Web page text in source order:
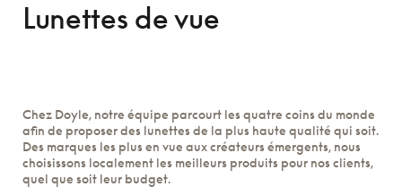
Lunettes de vue
Chez Doyle, notre équipe parcourt les quatre coins du monde
afin de proposer des lunettes de la plus haute qualité qui soit.
Des marques les plus en vue aux créateurs émergents, nous
choisissons localement les meilleurs produits pour nos clients,
quel que soit leur budget.